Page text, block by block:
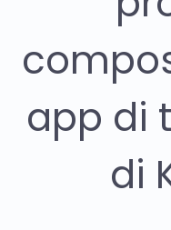
app di
di